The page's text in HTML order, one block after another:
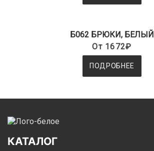
Б062 БРЮКИ, БЕЛЫЙ
От 1672₽
ПОДРОБНЕЕ
КАТАЛОГ